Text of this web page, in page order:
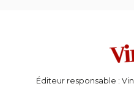
Éditeur responsable :